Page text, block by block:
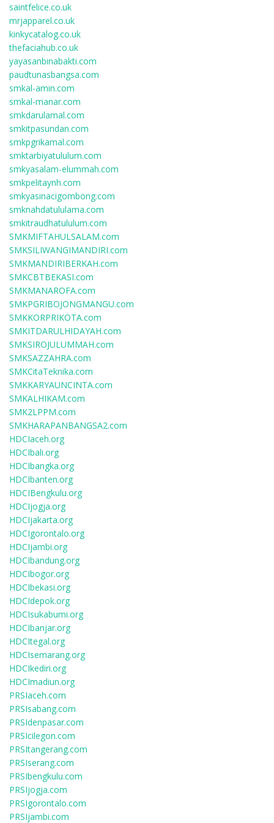
saintfelice.co.uk
mrjapparel.co.uk
kinkycatalog.co.uk
thefaciahub.co.uk
yayasanbinabakti.com
paudtunasbangsa.com
smkal-amin.com
smkal-manar.com
smkdarulamal.com
smkitpasundan.com
smkpgrikamal.com
smktarbiyatululum.com
smkyasalam-elummah.com
smkpelitaynh.com
smkyasinacigombong.com
smknahdatululama.com
smkitraudhatululum.com
SMKMIFTAHULSALAM.com
SMKSILIWANGIMANDIRI.com
SMKMANDIRIBERKAH.com
SMKCBTBEKASI.com
SMKMANAROFA.com
SMKPGRIBOJONGMANGU.com
SMKKORPRIKOTA.com
SMKITDARULHIDAYAH.com
SMKSIROJULUMMAH.com
SMKSAZZAHRA.com
SMKCitaTeknika.com
SMKKARYAUNCINTA.com
SMKALHIKAM.com
SMK2LPPM.com
SMKHARAPANBANGSA2.com
HDCIaceh.org
HDCIbali.org
HDCIbangka.org
HDCIbanten.org
HDCIBengkulu.org
HDCIjogja.org
HDCIjakarta.org
HDCIgorontalo.org
HDCIjambi.org
HDCIbandung.org
HDCIbogor.org
HDCIbekasi.org
HDCIdepok.org
HDCIsukabumi.org
HDCIbanjar.org
HDCItegal.org
HDCIsemarang.org
HDCIkediri.org
HDCImadiun.org
PRSIaceh.com
PRSIsabang.com
PRSIdenpasar.com
PRSIcilegon.com
PRSItangerang.com
PRSIserang.com
PRSIbengkulu.com
PRSIjogja.com
PRSIgorontalo.com
PRSIjambi.com